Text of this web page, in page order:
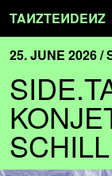
TANZTENDENZ
25. JUNE 2026 /